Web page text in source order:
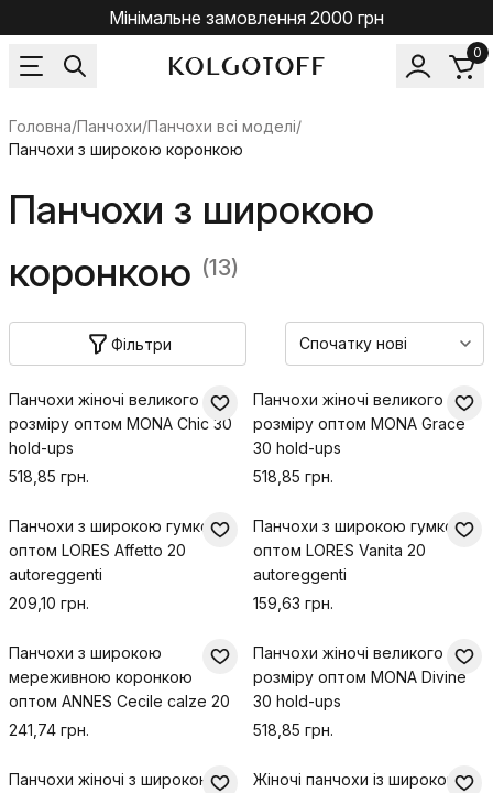
Мінімальне замовлення 2000 грн
0
Головна/Панчохи/Панчохи всі моделі/
Панчохи з широкою коронкою
Панчохи з широкою
коронкою (13)
Фільтри
Панчохи жіночі великого
розміру оптом MONA Chic 30
hold-ups
518,85 грн.
Панчохи жіночі великого
розміру оптом MONA Grace
30 hold-ups
518,85 грн.
Панчохи з широкою гумкою
оптом LORES Affetto 20
autoreggenti
209,10 грн.
Панчохи з широкою гумкою
оптом LORES Vanita 20
autoreggenti
159,63 грн.
Панчохи з широкою
мереживною коронкою
оптом ANNES Cecile calze 20
241,74 грн.
Панчохи жіночі великого
розміру оптом MONA Divine
30 hold-ups
518,85 грн.
Панчохи жіночі з широкою
Жіночі панчохи із широкою